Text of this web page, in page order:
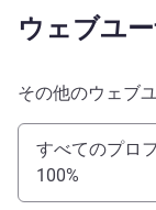
ウェブユ
その他のウェブ
すべてのプロ
100%